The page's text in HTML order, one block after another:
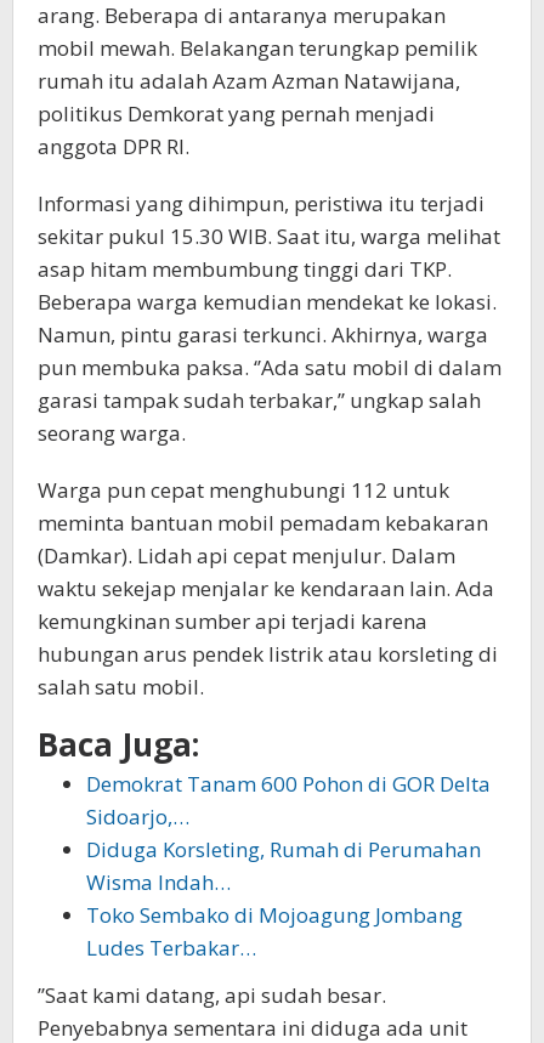
arang. Beberapa di antaranya merupakan
mobil mewah. Belakangan terungkap pemilik
rumah itu adalah Azam Azman Natawijana,
politikus Demkorat yang pernah menjadi
anggota DPR RI.
Informasi yang dihimpun, peristiwa itu terjadi
sekitar pukul 15.30 WIB. Saat itu, warga melihat
asap hitam membumbung tinggi dari TKP.
Beberapa warga kemudian mendekat ke lokasi.
Namun, pintu garasi terkunci. Akhirnya, warga
pun membuka paksa. ‘’Ada satu mobil di dalam
garasi tampak sudah terbakar,’’ ungkap salah
seorang warga.
Warga pun cepat menghubungi 112 untuk
meminta bantuan mobil pemadam kebakaran
(Damkar). Lidah api cepat menjulur. Dalam
waktu sekejap menjalar ke kendaraan lain. Ada
kemungkinan sumber api terjadi karena
hubungan arus pendek listrik atau korsleting di
salah satu mobil.
Baca Juga:
Demokrat Tanam 600 Pohon di GOR Delta
Sidoarjo,…
Diduga Korsleting, Rumah di Perumahan
Wisma Indah…
Toko Sembako di Mojoagung Jombang
Ludes Terbakar…
’’Saat kami datang, api sudah besar.
Penyebabnya sementara ini diduga ada unit